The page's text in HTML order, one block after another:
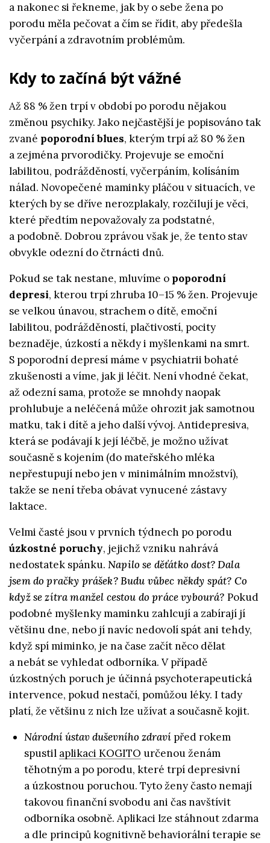
a nakonec si řekneme, jak by o sebe žena po
porodu měla pečovat a čím se řídit, aby předešla
vyčerpání a zdravotním problémům.
Kdy to začíná být vážné
Až 88 % žen trpí v období po porodu nějakou
změnou psychiky. Jako nejčastější je popisováno tak
zvané poporodní blues, kterým trpí až 80 % žen
a zejména prvorodičky. Projevuje se emoční
labilitou, podrážděností, vyčerpáním, kolísáním
nálad. Novopečené maminky pláčou v situacích, ve
kterých by se dříve nerozplakaly, rozčilují je věci,
které předtím nepovažovaly za podstatné,
a podobně. Dobrou zprávou však je, že tento stav
obvykle odezní do čtrnácti dnů.
Pokud se tak nestane, mluvíme o poporodní
depresi, kterou trpí zhruba 10–15 % žen. Projevuje
se velkou únavou, strachem o dítě, emoční
labilitou, podrážděností, plačtivostí, pocity
beznaděje, úzkostí a někdy i myšlenkami na smrt.
S poporodní depresí máme v psychiatrii bohaté
zkušenosti a víme, jak ji léčit. Není vhodné čekat,
až odezní sama, protože se mnohdy naopak
prohlubuje a neléčená může ohrozit jak samotnou
matku, tak i dítě a jeho další vývoj. Antidepresiva,
která se podávají k její léčbě, je možno užívat
současně s kojením (do mateřského mléka
nepřestupují nebo jen v minimálním množství),
takže se není třeba obávat vynucené zástavy
laktace.
Velmi časté jsou v prvních týdnech po porodu
úzkostné poruchy, jejichž vzniku nahrává
nedostatek spánku. Napilo se děťátko dost? Dala
jsem do pračky prášek? Budu vůbec někdy spát? Co
když se zítra manžel cestou do práce vybourá? Pokud
podobné myšlenky maminku zahlcují a zabírají jí
většinu dne, nebo jí navíc nedovolí spát ani tehdy,
když spí miminko, je na čase začít něco dělat
a nebát se vyhledat odborníka. V případě
úzkostných poruch je účinná psychoterapeutická
intervence, pokud nestačí, pomůžou léky. I tady
platí, že většinu z nich lze užívat a současně kojit.
Národní ústav duševního zdraví před rokem
spustil aplikaci KOGITO určenou ženám
těhotným a po porodu, které trpí depresivní
a úzkostnou poruchou. Tyto ženy často nemají
takovou finanční svobodu ani čas navštívit
odborníka osobně. Aplikaci lze stáhnout zdarma
a dle principů kognitivně behaviorální terapie se